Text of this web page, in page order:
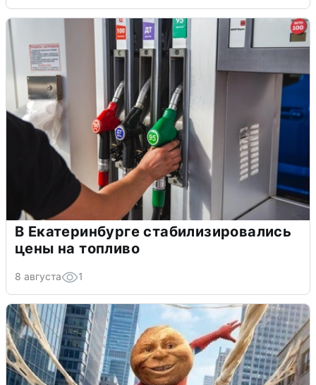
В Екатеринбурге стабилизировались
цены на топливо
8 августа 1